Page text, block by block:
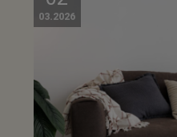
03.2026